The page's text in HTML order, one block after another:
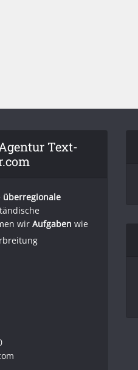
Text-
überregionale
wir Aufgaben wie